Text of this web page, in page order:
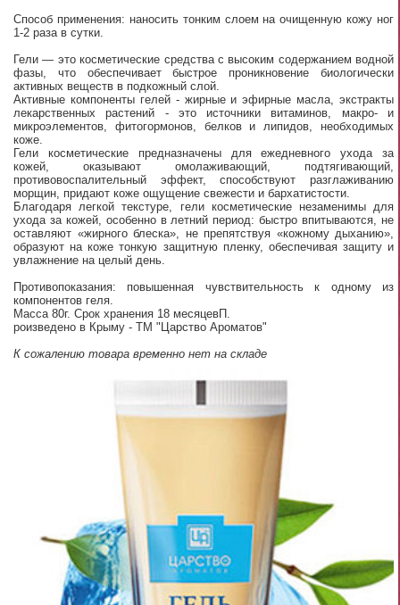
Способ применения: наносить тонким слоем на очищенную кожу ног
1-2 раза в сутки.
Гели — это косметические средства с высоким содержанием водной
фазы, что обеспечивает быстрое проникновение биологически
активных веществ в подкожный слой.
Активные компоненты гелей - жирные и эфирные масла, экстракты
лекарственных растений - это источники витаминов, макро- и
микроэлементов, фитогормонов, белков и липидов, необходимых
коже.
Гели косметические предназначены для ежедневного ухода за
кожей, оказывают омолаживающий, подтягивающий,
противовоспалительный эффект, способствуют разглаживанию
морщин, придают коже ощущение свежести и бархатистости.
Благодаря легкой текстуре, гели косметические незаменимы для
ухода за кожей, особенно в летний период: быстро впитываются, не
оставляют «жирного блеска», не препятствуя «кожному дыханию»,
образуют на коже тонкую защитную пленку, обеспечивая защиту и
увлажнение на целый день.
Противопоказания: повышенная чувствительность к одному из
компонентов геля.
Масса 80г. Срок хранения 18 месяцевП.
роизведено в Крыму - ТМ "Царство Ароматов"
К сожалению товара временно нет на складе